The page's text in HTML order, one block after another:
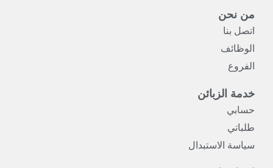
من نحن
اتصل بنا
الوظائف
الفروع
خدمة الزبائن
حسابي
طلباتي
سياسة الاستبدال